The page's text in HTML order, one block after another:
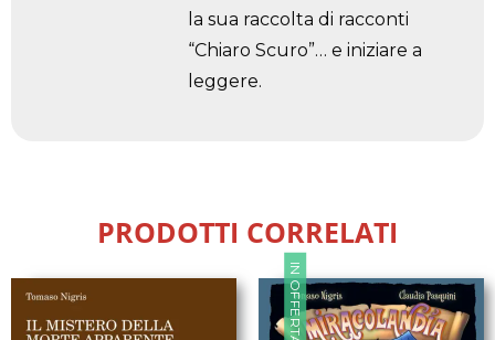
la sua raccolta di racconti
“Chiaro Scuro”… e iniziare a
leggere.
PRODOTTI CORRELATI
IN OFFERTA!